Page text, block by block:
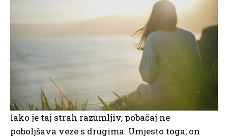
Iako je taj strah razumljiv, pobačaj ne
poboljšava veze s drugima. Umjesto toga, on